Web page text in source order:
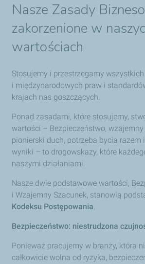
Nasze Zasady
zakorzenione w
wartościach
Stosujemy i przestrzegamy
i międzynarodowych praw i
krajach nas goszczących.
Ponad zasadami, które stosujemy,
wartości – Bezpieczeństwo, wzajemny
pionierski duch, potrzeba bycia razem
wyniki – to drogowskazy, które
naszymi działaniami.
Nasze dwie podstawowe wartości,
i Wzajemny Szacunek, stanowią
Kodeksu Postępowania.
Bezpieczeństwo: niestrudzona
Ponieważ pracujemy w branży, która
całkowicie wolna od ryzyka,